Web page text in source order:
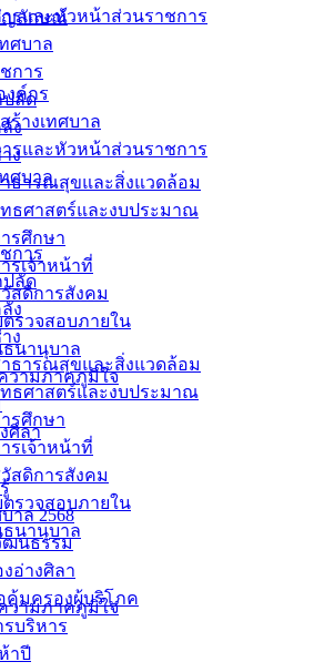
รและหัวหน้าส่วนราชการ
ศบาล
การ
ลัด
ง
ง
ธารณสุขและสิ่งแวดล้อม
ธศาสตร์และงบประมาณ
รศึกษา
รเจ้าหน้าที่
สดิการสังคม
รวจสอบภายใน
นานุบาล
วามภาคภูมิใจ
ศิลา
าล 2568
ฒนธรรม
งอ่างศิลา
คุ้มครองผู้บริโภค
บริหาร
าปี
ญลักษณ์
งค์กร
ร้างเทศบาล
รและหัวหน้าส่วนราชการ
ศบาล
การ
ปลัด
ง
ง
ธารณสุขและสิ่งแวดล้อม
ธศาสตร์และงบประมาณ
รศึกษา
รเจ้าหน้าที่
สดิการสังคม
รวจสอบภายใน
นานุบาล
วามภาคภูมิใจ